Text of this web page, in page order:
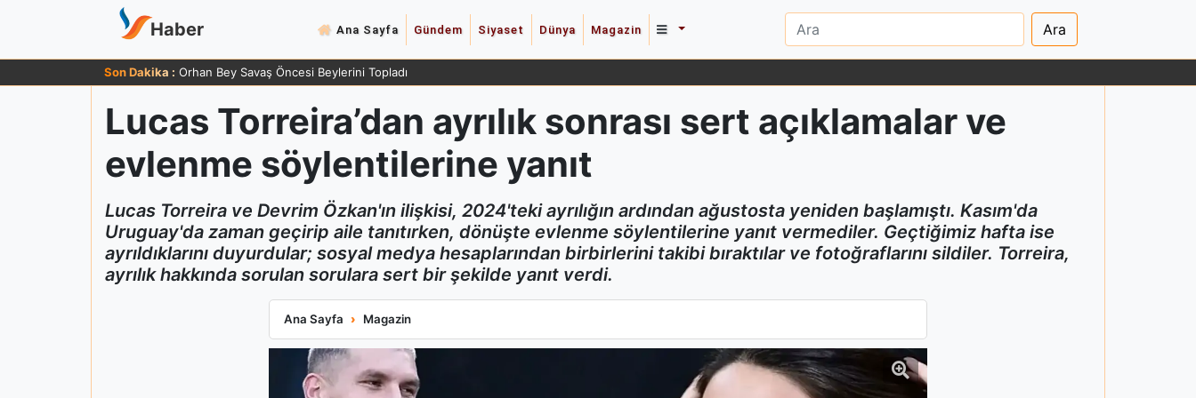
Haber Ana Sayfa Gündem Siyaset Dünya Magazin Ara
Son Dakika : Orhan Bey Savaş Öncesi Beylerini Topladı
Lucas Torreira’dan ayrılık sonrası sert açıklamalar ve
evlenme söylentilerine yanıt
Lucas Torreira ve Devrim Özkan'ın ilişkisi, 2024'teki ayrılığın ardından ağustosta yeniden başlamıştı. Kasım'da
Uruguay'da zaman geçirip aile tanıtırken, dönüşte evlenme söylentilerine yanıt vermediler. Geçtiğimiz hafta ise
ayrıldıklarını duyurdular; sosyal medya hesaplarından birbirlerini takibi bıraktılar ve fotoğraflarını sildiler. Torreira,
ayrılık hakkında sorulan sorulara sert bir şekilde yanıt verdi.
Ana Sayfa Magazin
Lucas Torreira’dan ayrılık sonrası sert açıklamalar ve evlenme söylentilerine yanıt